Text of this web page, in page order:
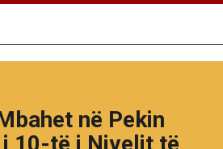
në Pekin
10-të i Nivelit të